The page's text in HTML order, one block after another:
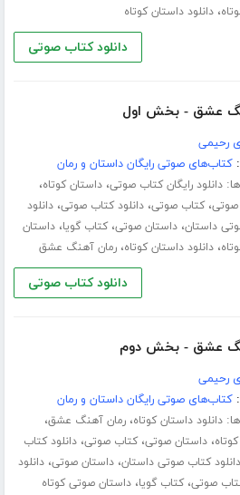
،دانلود داستان کوتاه
دانلود کتاب صوتی
عشق - بخش اول
رحیمی
کتاب‌های صوتی رایگان داستان و رمان
دانلود رایگان کتاب صوتی،داستان کوتاه،
صوتی،کتاب صوتی،دانلود کتاب صوتی،دانلود
داستان،داستان صوتی،کتاب گویا،داستان
،دانلود داستان کوتاه،رمان آهنگ عشق
دانلود کتاب صوتی
عشق - بخش دوم
رحیمی
کتاب‌های صوتی رایگان داستان و رمان
دانلود داستان کوتاه،رمان آهنگ عشق،
،داستان صوتی،کتاب صوتی،دانلود کتاب
دانلود کتاب صوتی داستان،داستان صوتی،دانلود
صوتی،کتاب گویا،داستان صوتی کوتاه